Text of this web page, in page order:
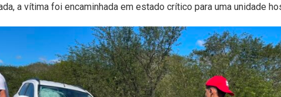
a vítima foi encaminhada em estado crítico para uma unidade